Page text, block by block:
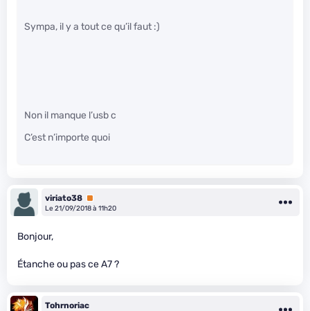
Sympa, il y a tout ce qu’il faut :)
Non il manque l’usb c
C’est n’importe quoi
viriato38 Premium
Le 21/09/2018 à 11h20
Bonjour,
Étanche ou pas ce A7 ?
Tohrnoriac